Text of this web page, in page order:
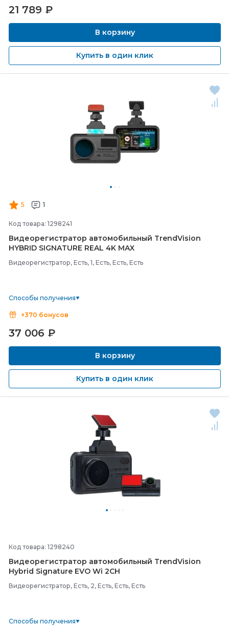
21 789 ₽
В корзину
Купить в один клик
5 1
Код товара: 1298241
Видеорегистратор автомобильный TrendVision
HYBRID SIGNATURE REAL 4K MAX
Видеорегистратор, Есть, 1, Есть, Есть, Есть
Способы получения
+370 бонусов
37 006 ₽
В корзину
Купить в один клик
Код товара: 1298240
Видеорегистратор автомобильный TrendVision
Hybrid Signature EVO Wi 2CH
Видеорегистратор, Есть, 2, Есть, Есть, Есть
Способы получения